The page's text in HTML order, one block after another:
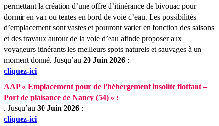
permettant la création d’une offre d’itinérance de bivouac pour
dormir en van ou tentes en bord de voie d’eau. Les possibilités
d’emplacement sont vastes et pourront varier en fonction des saisons
et des travaux autour de la voie d’eau afinde proposer aux
voyageurs itinérants les meilleurs spots naturels et sauvages à un
moment donné. Jusqu’au 20 Juin 2026 :
cliquez-ici
AAP « Emplacement pour de l’hébergement insolite flottant –
Port de plaisance de Nancy (54) » :
. Jusqu’au 30 Juin 2026 :
cliquez-ici